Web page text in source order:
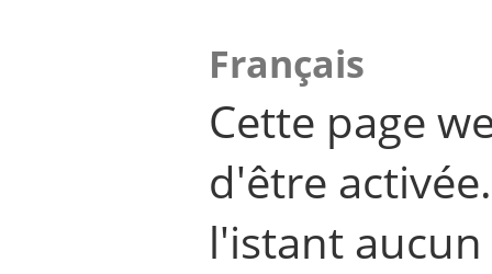
Français
Cette page
d'être
l'istant